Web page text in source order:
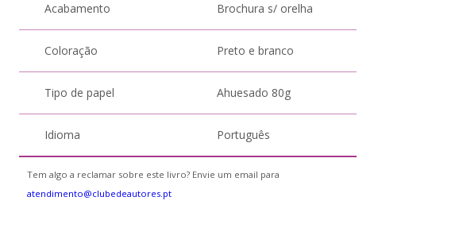
Acabamento Brochura s/ orelha
Coloração Preto e branco
Tipo de papel Ahuesado 80g
Idioma Português
Tem algo a reclamar sobre este livro? Envie um email para
atendimento@clubedeautores.pt